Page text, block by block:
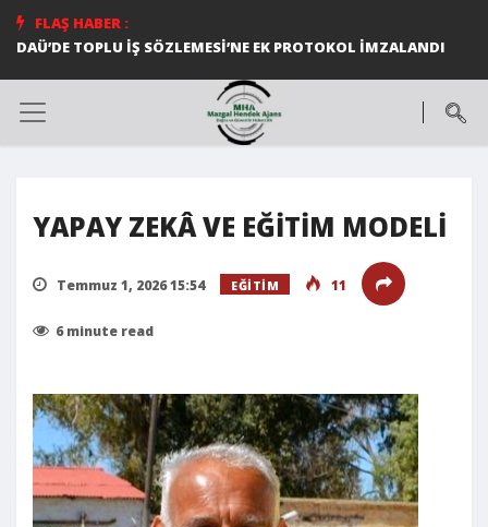
FLAŞ HABER :
DAÜ’DE TOPLU İŞ SÖZLEMESİ’NE EK PROTOKOL İMZALANDI
Ortak konser
YAPAY ZEKÂ VE EĞİTİM MODELİ
Temmuz 1, 2026 15:54 EĞITIM 11
6 minute read